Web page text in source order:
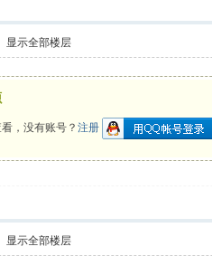
显示全部楼层
，没有账号？注册
显示全部楼层